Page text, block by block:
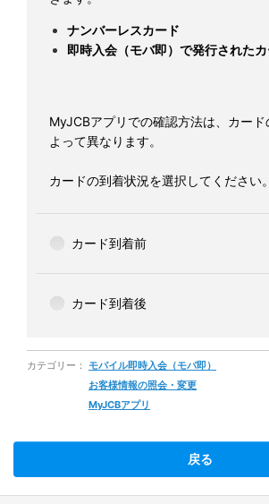
ナンバーレスカード
即時入会（モバ即）で発行された
MyJCBアプリでの確認方法は、カード
よって異なります。
カードの到着状況を選択してください。
カード到着前
カード到着後
カテゴリー： モバイル即時入会（モバ即）
お客様情報の照会・変更
MyJCBアプリ
戻る